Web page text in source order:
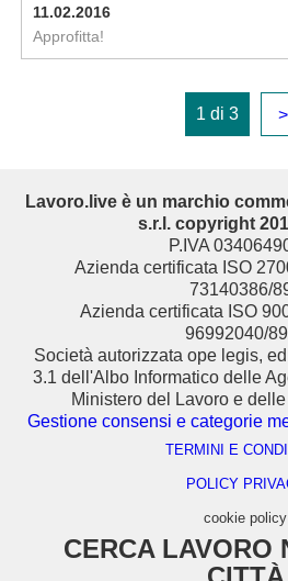
11.02.2016
Approfitta!
1 di 3 >
Lavoro.live è un marchio
s.r.l. copyright
P.IVA
Azienda certificata ISO
73140386/
Azienda certificata ISO
96992040/
Società autorizzata ope legis,
3.1 dell'Albo Informatico delle
Ministero del Lavoro e
Gestione consensi e categorie
TERMINI E
POLICY
cookie policy
CERCA LAVORO